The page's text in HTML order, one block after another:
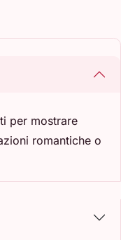
per mostrare
romantiche o